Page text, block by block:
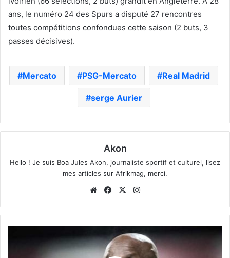
ans, le numéro 24 des Spurs a disputé 27 rencontres
toutes compétitions confondues cette saison (2 buts, 3
passes décisives).
Mercato PSG-Mercato Real Madrid
serge Aurier
Akon
Hello ! Je suis Boa Jules Akon, journaliste sportif et culturel, lisez
mes articles sur Afrikmag, merci.
WebsiteFacebook
X